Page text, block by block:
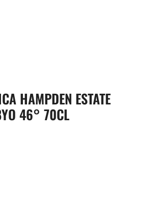
HAMPDEN ESTATE
46° 70CL